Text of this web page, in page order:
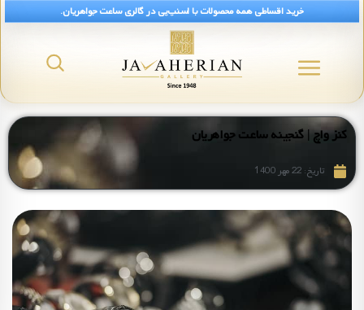
خرید اقساطی همه محصولات با اسنپ‌پی در گالری ساعت جواهریان.
کنز واچ | گنجینه ساعت جواهریان
تاریخ: 22 مهر 1400